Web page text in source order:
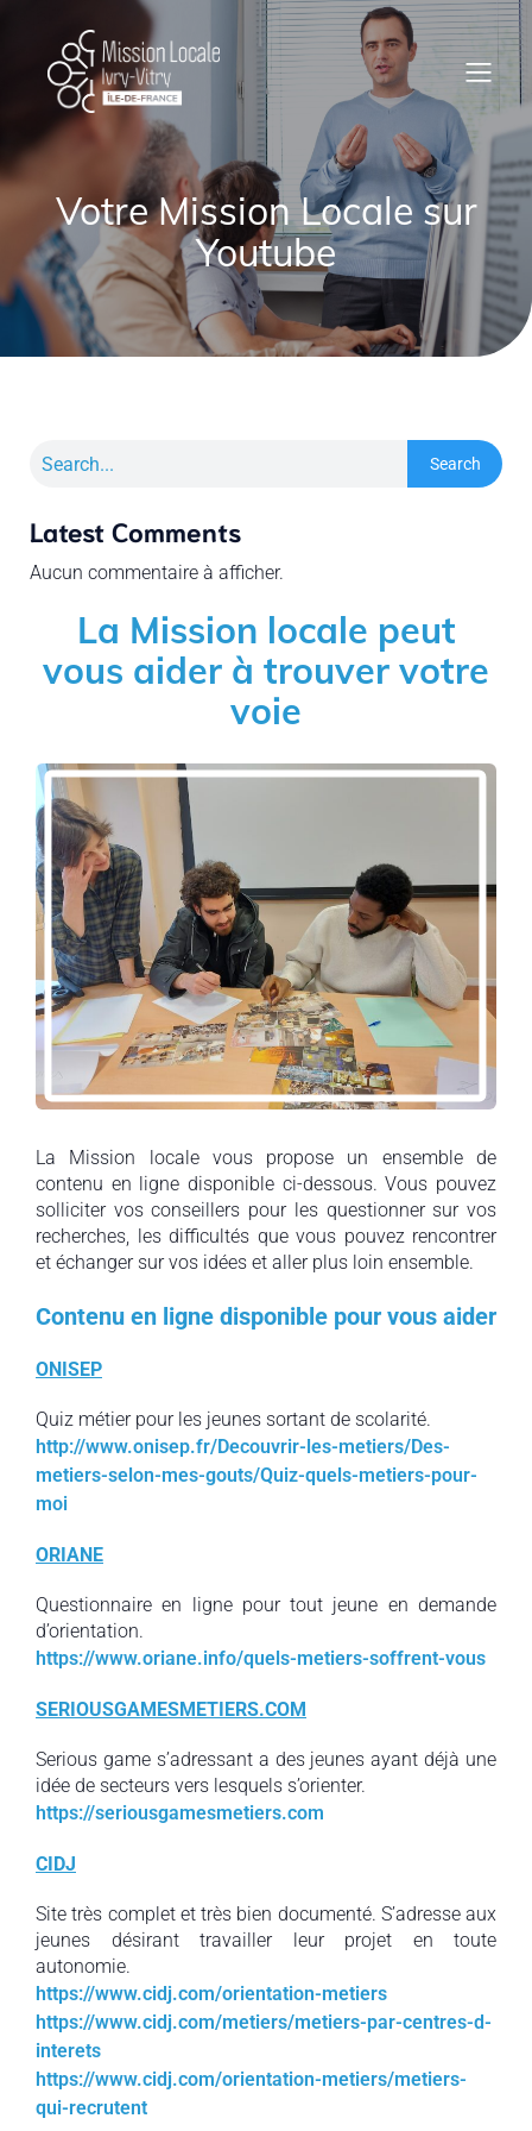
Votre Mission Locale sur
Youtube
Search
Latest Comments
Aucun commentaire à afficher.
La Mission locale peut
vous aider à trouver votre
voie
La Mission locale vous propose un ensemble de
contenu en ligne disponible ci-dessous. Vous pouvez
solliciter vos conseillers pour les questionner sur vos
recherches, les difficultés que vous pouvez rencontrer
et échanger sur vos idées et aller plus loin ensemble.
Contenu en ligne disponible pour vous aider
ONISEP
Quiz métier pour les jeunes sortant de scolarité.
http://www.onisep.fr/Decouvrir-les-metiers/Des-
metiers-selon-mes-gouts/Quiz-quels-metiers-pour-
moi
ORIANE
Questionnaire en ligne pour tout jeune en demande
d’orientation.
https://www.oriane.info/quels-metiers-soffrent-vous
SERIOUSGAMESMETIERS.COM
Serious game s’adressant a des jeunes ayant déjà une
idée de secteurs vers lesquels s’orienter.
https://seriousgamesmetiers.com
CIDJ
Site très complet et très bien documenté. S’adresse aux
jeunes désirant travailler leur projet en toute
autonomie.
https://www.cidj.com/orientation-metiers
https://www.cidj.com/metiers/metiers-par-centres-d-
interets
https://www.cidj.com/orientation-metiers/metiers-
qui-recrutent